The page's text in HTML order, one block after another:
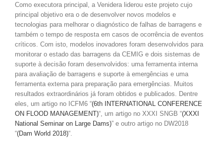
Como executora principal, a Venidera liderou este projeto cujo
principal objetivo era o de desenvolver novos modelos e
tecnologias para melhorar o diagnóstico de falhas de barragens e
também o tempo de resposta em casos de ocorrência de eventos
críticos. Com isto, modelos inovadores foram desenvolvidos para
monitorar o estado das barragens da CEMIG e dois sistemas de
suporte à decisão foram desenvolvidos: uma ferramenta interna
para avaliação de barragens e suporte à emergências e uma
ferramenta externa para preparação para emergências. Muitos
resultados extraordinários já foram obtidos e publicados. Dentre
eles, um artigo no ICFM6 “(6th INTERNATIONAL CONFERENCE
ON FLOOD MANAGEMENT)“, um artigo no XXXI SNGB “(XXXI
National Seminar on Large Dams)” e outro artigo no DW2018
“(Dam World 2018)“.